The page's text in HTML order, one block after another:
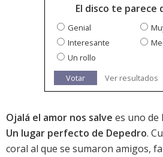
El disco te parece
Genial
Interesante
Un rollo
Votar
Ver resultados
Ojalá el amor nos salve es uno de
Un lugar perfecto de Depedro.
coral al que se sumaron amigos,